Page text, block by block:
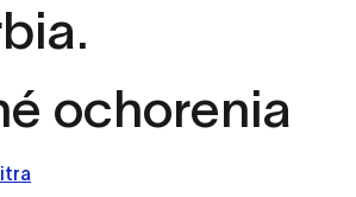
ochorenia
stránky môžu ukladať informácie
prehliadač zapamätoval Vaše